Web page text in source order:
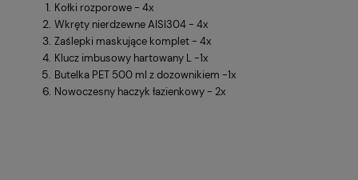
Kołki rozporowe - 4x
Wkręty nierdzewne AISI304 - 4x
Zaślepki maskujące komplet - 4x
Klucz imbusowy hartowany L -1x
Butelka PET 500 ml z dozownikiem -1x
Nowoczesny haczyk łazienkowy - 2x